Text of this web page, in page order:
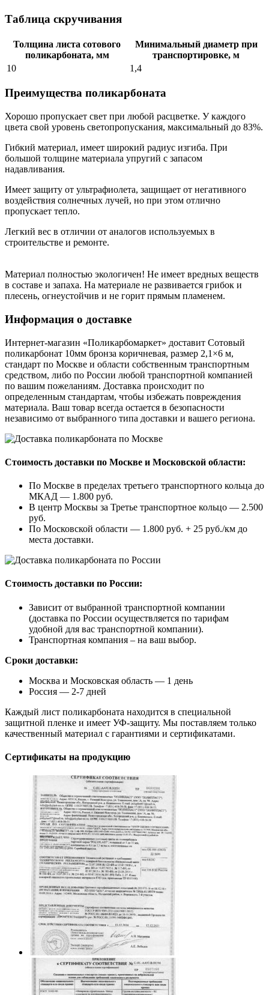
Таблица скручивания
Толщина листа сотового
поликарбоната, мм
Минимальный диаметр при
транспортировке, м
10
1,4
Преимущества поликарбоната
Хорошо пропускает свет при любой расцветке. У каждого
цвета свой уровень светопропускания, максимальный до 83%.
Гибкий материал, имеет широкий радиус изгиба. При
большой толщине материала упругий с запасом
надавливания.
Имеет защиту от ультрафиолета, защищает от негативного
воздействия солнечных лучей, но при этом отлично
пропускает тепло.
Легкий вес в отличии от аналогов используемых в
строительстве и ремонте.
Материал полностью экологичен! Не имеет вредных веществ
в составе и запаха. На материале не развивается грибок и
плесень, огнеустойчив и не горит прямым пламенем.
Информация о доставке
Интернет-магазин «Поликарбомаркет» доставит Сотовый
поликарбонат 10мм бронза коричневая, размер 2,1×6 м,
стандарт по Москве и области собственным транспортным
средством, либо по России любой транспортной компанией
по вашим пожеланиям. Доставка происходит по
определенным стандартам, чтобы избежать повреждения
материала. Ваш товар всегда остается в безопасности
независимо от выбранного типа доставки и вашего региона.
Стоимость доставки по Москве и Московской области:
По Москве в пределах третьего транспортного кольца до
МКАД — 1.800 руб.
В центр Москвы за Третье транспортное кольцо — 2.500
руб.
По Московской области — 1.800 руб. + 25 руб./км до
места доставки.
Стоимость доставки по России:
Зависит от выбранной транспортной компании
(доставка по России осуществляется по тарифам
удобной для вас транспортной компании).
Транспортная компания – на ваш выбор.
Сроки доставки:
Москва и Московская область — 1 день
Россия — 2-7 дней
Каждый лист поликарбоната находится в специальной
защитной пленке и имеет УФ-защиту. Мы поставляем только
качественный материал с гарантиями и сертификатами.
Сертификаты на продукцию